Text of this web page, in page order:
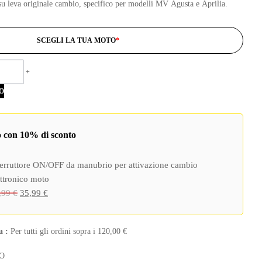
leva originale cambio, specifico per modelli MV Agusta e Aprilia.
SCEGLI LA TUA MOTO*
+
10% di sconto
ON/OFF da manubrio per attivazione cambio
moto
€ Il
era:
35,99 €Il
è:
: Per tutti gli ordini sopra i 120,00 €